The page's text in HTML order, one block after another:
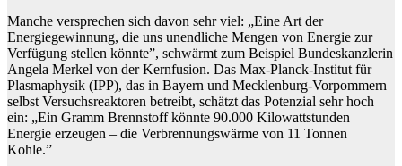
Manche versprechen sich davon sehr viel: „Eine Art der
Energiegewinnung, die uns unendliche Mengen von Energie zur
Verfügung stellen könnte”, schwärmt zum Beispiel Bundeskanzlerin
Angela Merkel von der Kernfusion. Das Max-Planck-Institut für
Plasmaphysik (IPP), das in Bayern und Mecklenburg-Vorpommern
selbst Versuchsreaktoren betreibt, schätzt das Potenzial sehr hoch
ein: „Ein Gramm Brennstoff könnte 90.000 Kilowattstunden
Energie erzeugen – die Verbrennungswärme von 11 Tonnen
Kohle.”